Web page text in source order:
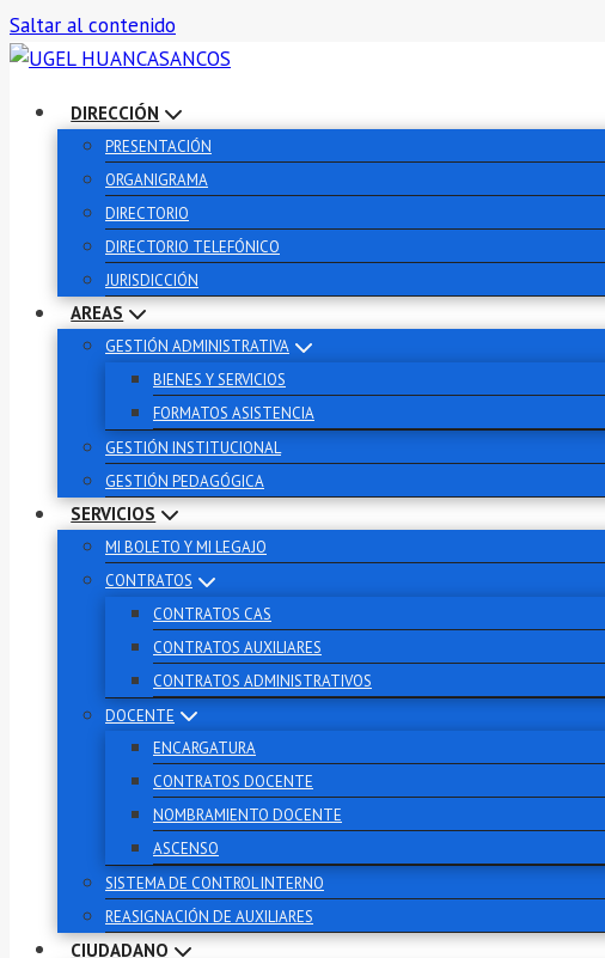
Saltar al contenido
DIRECCIÓN
PRESENTACIÓN
ORGANIGRAMA
DIRECTORIO
DIRECTORIO TELEFÓNICO
JURISDICCIÓN
AREAS
GESTIÓN ADMINISTRATIVA
BIENES Y SERVICIOS
FORMATOS ASISTENCIA
GESTIÓN INSTITUCIONAL
GESTIÓN PEDAGÓGICA
SERVICIOS
MI BOLETO Y MI LEGAJO
CONTRATOS
CONTRATOS CAS
CONTRATOS AUXILIARES
CONTRATOS ADMINISTRATIVOS
DOCENTE
ENCARGATURA
CONTRATOS DOCENTE
NOMBRAMIENTO DOCENTE
ASCENSO
SISTEMA DE CONTROL INTERNO
REASIGNACIÓN DE AUXILIARES
CIUDADANO